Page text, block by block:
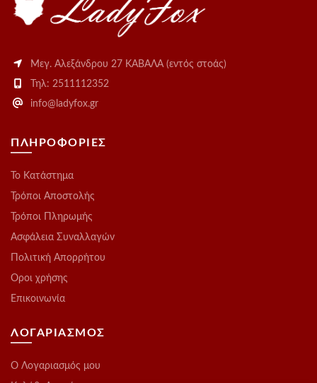
Μεγ. Αλεξάνδρου 27 ΚΑΒΑΛΑ (εντός στοάς)
Τηλ: 2511112352
info@ladyfox.gr
ΠΛΗΡΟΦΟΡΙΕΣ
Το Kατάστημα
Τρόποι Αποστολής
Τρόποι Πληρωμής
Ασφάλεια Συναλλαγών
Πολιτική Απορρήτου
Οροι χρήσης
Επικοινωνία
ΛΟΓΑΡΙΑΣΜΟΣ
O Λογαριασμός μου